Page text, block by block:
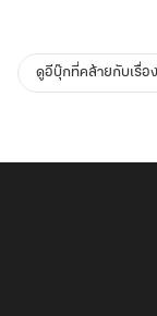
ดูอีบุ๊กที่คล้ายกับเรื่อ